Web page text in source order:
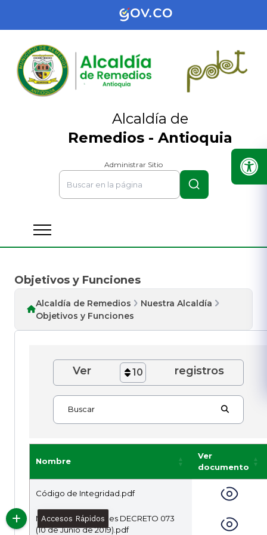
Alcaldía de
Remedios - Antioquia
Administrar Sitio
Objetivos y Funciones
Alcaldía de Remedios
Nuestra Alcaldía
Objetivos y Funciones
Ver 10 registros
Buscar
Nombre
Ver
documento
Código de Integridad.pdf
Manual de Funciones DECRETO 073
(10 de Junio de 2019).pdf
Accesos Rápidos